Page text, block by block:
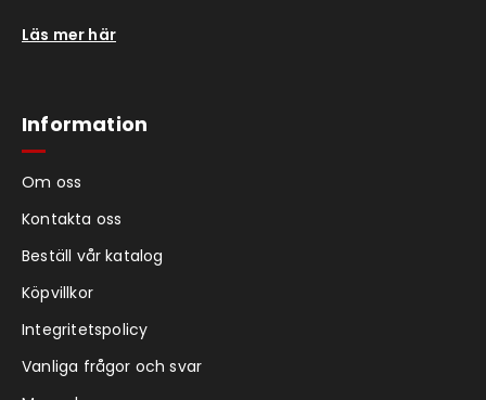
Läs mer här
Information
Om oss
Kontakta oss
Beställ vår katalog
Köpvillkor
Integritetspolicy
Vanliga frågor och svar